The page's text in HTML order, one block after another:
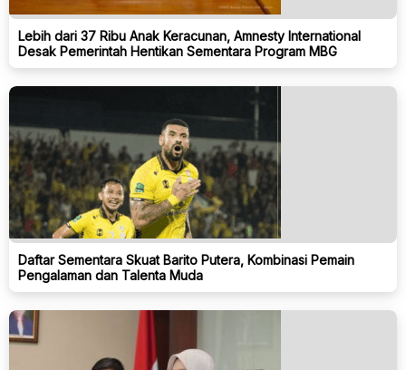
Lebih dari 37 Ribu Anak Keracunan, Amnesty International
Desak Pemerintah Hentikan Sementara Program MBG
Daftar Sementara Skuat Barito Putera, Kombinasi Pemain
Pengalaman dan Talenta Muda